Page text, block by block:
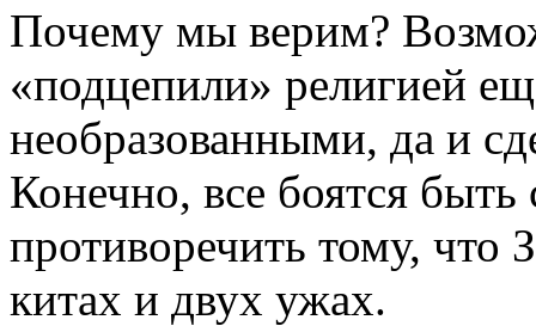
Почему мы верим?
«подцепили» религией
необразованными, да и
Конечно, все боятся
противоречить тому, что
китах и двух ужах.